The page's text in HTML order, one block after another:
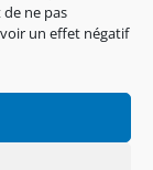
ne pas
un effet négatif